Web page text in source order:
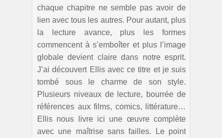
chaque chapitre ne semble pas avoir de
lien avec tous les autres. Pour autant, plus
la lecture avance, plus les formes
commencent à s’emboîter et plus l’image
globale devient claire dans notre esprit.
J’ai découvert Ellis avec ce titre et je suis
tombé sous le charme de son style.
Plusieurs niveaux de lecture, bourrée de
références aux films, comics, littérature…
Ellis nous livre ici une œuvre complète
avec une maîtrise sans failles. Le point